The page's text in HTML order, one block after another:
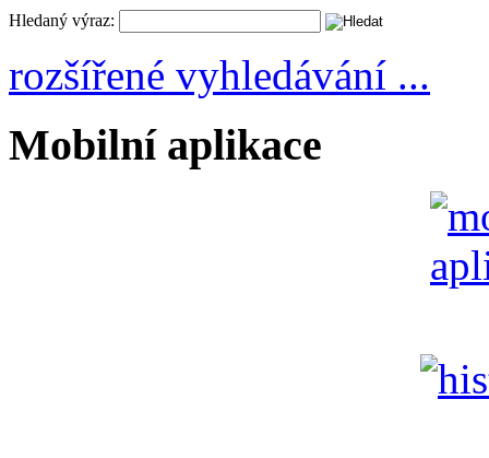
Hledaný výraz:
rozšířené vyhledávání ...
Mobilní aplikace